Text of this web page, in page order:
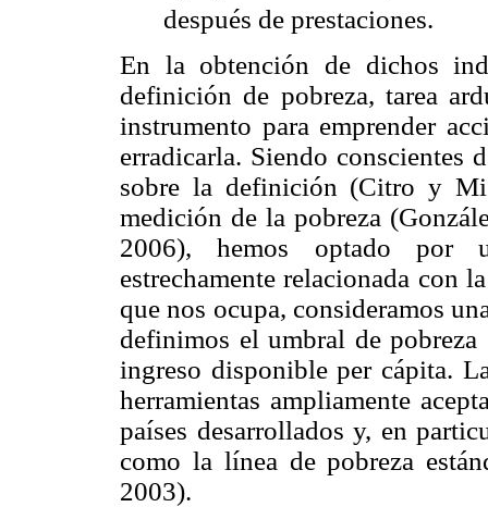
después de prestaciones.
En la obtención de dichos
definición de pobreza, tarea
instrumento para emprender
erradicarla. Siendo conscientes
sobre la definición (Citro y
medición de la pobreza
2006), hemos optado por
estrechamente relacionada con
que nos ocupa, consideramos
definimos el umbral de
ingreso disponible per cápita.
herramientas ampliamente
países desarrollados y, en
como la línea de pobreza
2003).